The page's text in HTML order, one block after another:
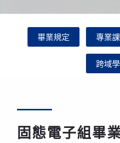
畢業規定 專業
跨域
固態電子組畢